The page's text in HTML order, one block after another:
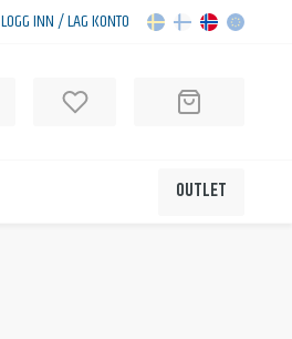
LOGG INN / LAG KONTO
OUTLET